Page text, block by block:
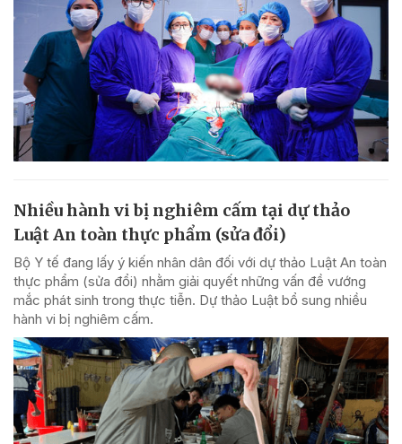
Nhiều hành vi bị nghiêm cấm tại dự thảo
Luật An toàn thực phẩm (sửa đổi)
Bộ Y tế đang lấy ý kiến nhân dân đối với dự thảo Luật An toàn
thực phẩm (sửa đổi) nhằm giải quyết những vấn đề vướng
mắc phát sinh trong thực tiễn. Dự thảo Luật bổ sung nhiều
hành vi bị nghiêm cấm.